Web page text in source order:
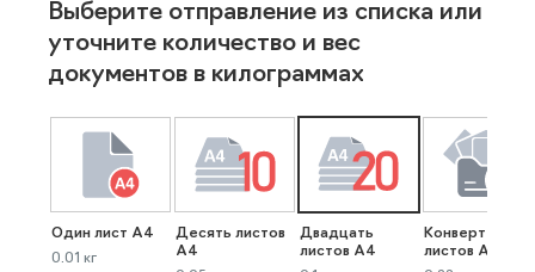
Выберите отправление из списка или
уточните количество и вес
документов в килограммах
Один лист А4
0.01 кг
Десять листов
А4
Двадцать
листов А4
Конверт до 40
листов А4